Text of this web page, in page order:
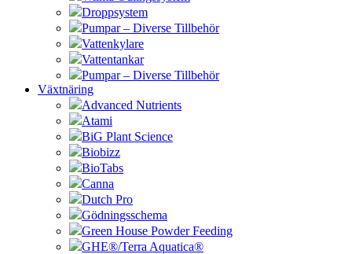
Droppsystem
Pumpar – Diverse Tillbehör
Vattenkylare
Vattentankar
Pumpar – Diverse Tillbehör
Växtnäring
Advanced Nutrients
Atami
BiG Plant Science
Biobizz
BioTabs
Canna
Dutch Pro
Gödningsschema
Green House Powder Feeding
GHE®/Terra Aquatica®